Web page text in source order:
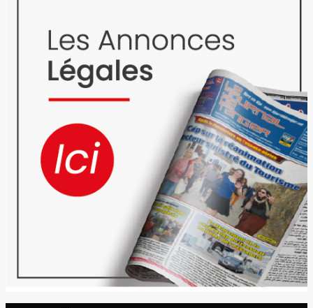
El Jadida Moroc’Co 25
International
Vie associative
Fruits rouges
marocains bloqués
à Tanger Med